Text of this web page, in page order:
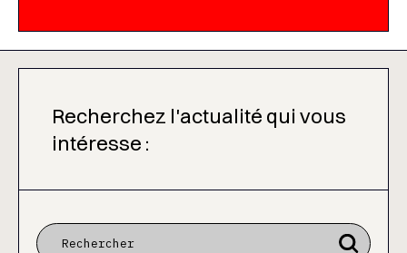
Recherchez l'actualité qui vous
intéresse :